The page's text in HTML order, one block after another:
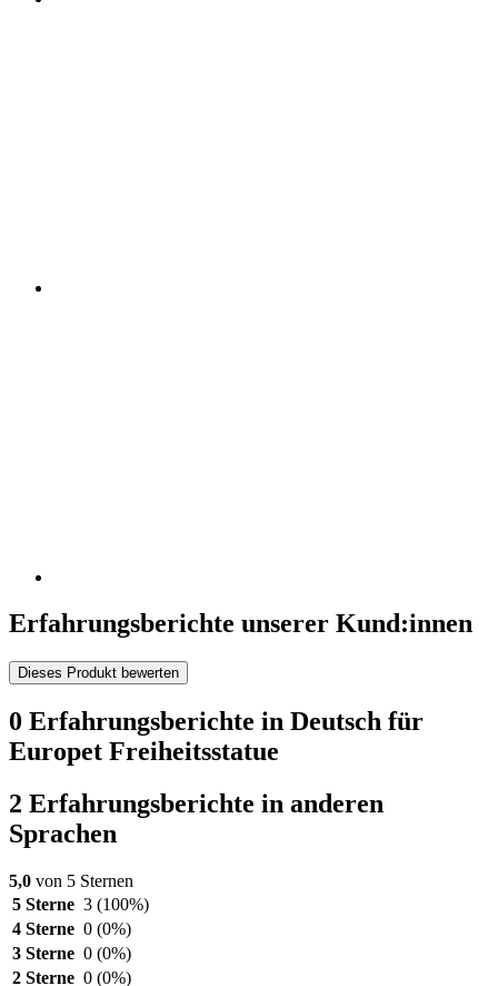
Erfahrungsberichte unserer Kund:innen
Dieses Produkt bewerten
0 Erfahrungsberichte in Deutsch für
Europet Freiheitsstatue
2 Erfahrungsberichte in anderen
Sprachen
5,0 von 5 Sternen
5 Sterne 3 (100%)
4 Sterne 0 (0%)
3 Sterne 0 (0%)
2 Sterne 0 (0%)